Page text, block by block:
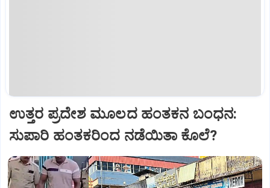
ಉತ್ತರ ಪ್ರದೇಶ ಮೂಲದ ಹಂತಕನ ಬಂಧನ:
ಸುಪಾರಿ ಹಂತಕರಿಂದ ನಡೆಯಿತಾ ಕೊಲೆ?